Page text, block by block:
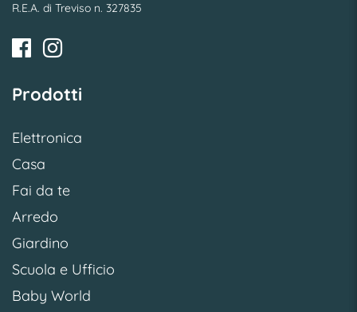
R.E.A. di Treviso n. 327835
Prodotti
Elettronica
Casa
Fai da te
Arredo
Giardino
Scuola e Ufficio
Baby World